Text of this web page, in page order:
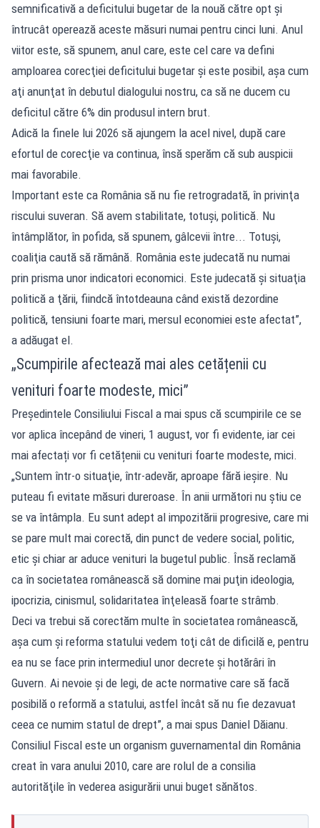
semnificativă a deficitului bugetar de la nouă către opt şi
întrucât operează aceste măsuri numai pentru cinci luni. Anul
viitor este, să spunem, anul care, este cel care va defini
amploarea corecţiei deficitului bugetar şi este posibil, aşa cum
aţi anunţat în debutul dialogului nostru, ca să ne ducem cu
deficitul către 6% din produsul intern brut.
Adică la finele lui 2026 să ajungem la acel nivel, după care
efortul de corecţie va continua, însă sperăm că sub auspicii
mai favorabile.
Important este ca România să nu fie retrogradată, în privinţa
riscului suveran. Să avem stabilitate, totuşi, politică. Nu
întâmplător, în pofida, să spunem, gâlcevii între... Totuşi,
coaliţia caută să rămână. România este judecată nu numai
prin prisma unor indicatori economici. Este judecată şi situaţia
politică a ţării, fiindcă întotdeauna când există dezordine
politică, tensiuni foarte mari, mersul economiei este afectat”,
a adăugat el.
„Scumpirile afectează mai ales cetățenii cu
venituri foarte modeste, mici”
Președintele Consiliului Fiscal a mai spus că scumpirile ce se
vor aplica începând de vineri, 1 august, vor fi evidente, iar cei
mai afectați vor fi cetățenii cu venituri foarte modeste, mici.
„Suntem într-o situaţie, într-adevăr, aproape fără ieşire. Nu
puteau fi evitate măsuri dureroase. În anii următori nu ştiu ce
se va întâmpla. Eu sunt adept al impozitării progresive, care mi
se pare mult mai corectă, din punct de vedere social, politic,
etic şi chiar ar aduce venituri la bugetul public. Însă reclamă
ca în societatea românească să domine mai puţin ideologia,
ipocrizia, cinismul, solidaritatea înţeleasă foarte strâmb.
Deci va trebui să corectăm multe în societatea românească,
aşa cum şi reforma statului vedem toţi cât de dificilă e, pentru
ea nu se face prin intermediul unor decrete şi hotărâri în
Guvern. Ai nevoie şi de legi, de acte normative care să facă
posibilă o reformă a statului, astfel încât să nu fie dezavuat
ceea ce numim statul de drept”, a mai spus Daniel Dăianu.
Consiliul Fiscal este un organism guvernamental din România
creat în vara anului 2010, care are rolul de a consilia
autorităţile în vederea asigurării unui buget sănătos.